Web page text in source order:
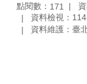
點閱數： 171
資料檢視：
資料維護：臺